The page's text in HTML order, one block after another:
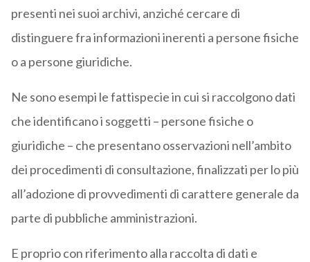
presenti nei suoi archivi, anziché cercare di
distinguere fra informazioni inerenti a persone fisiche
o a persone giuridiche.
Ne sono esempi le fattispecie in cui si raccolgono dati
che identificano i soggetti – persone fisiche o
giuridiche – che presentano osservazioni nell’ambito
dei procedimenti di consultazione, finalizzati per lo più
all’adozione di provvedimenti di carattere generale da
parte di pubbliche amministrazioni.
E proprio con riferimento alla raccolta di dati e